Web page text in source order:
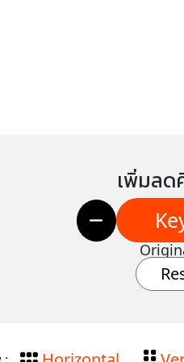
เพิ่มลด